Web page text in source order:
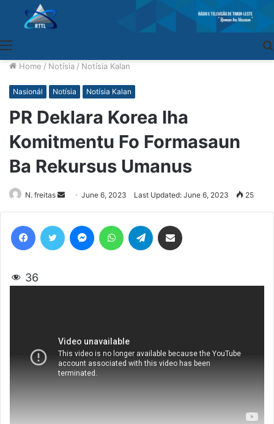
Home / Notísia / Notísia Kalan
Nasionál Notísia Notísia Kalan
PR Deklara Korea Iha
Komitmentu Fo Formasaun
Ba Rekursus Umanus
N. freitas
Send
an
email
June 6, 2023 Last Updated: June 6, 2023 25
36